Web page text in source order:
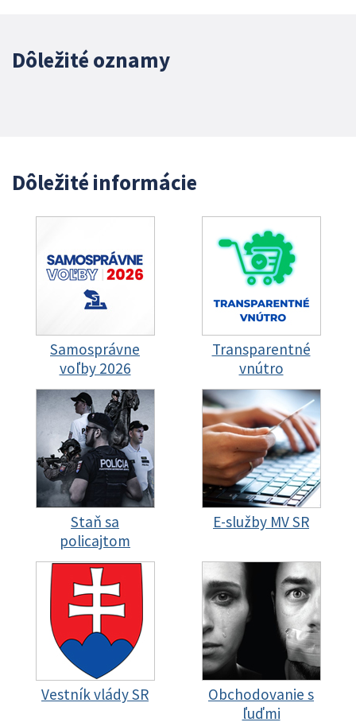
Dôležité oznamy
Dôležité informácie
Samosprávne
voľby 2026
Transparentné
vnútro
Staň sa
policajtom
E-služby MV SR
Vestník vlády SR
Obchodovanie s
ľuďmi